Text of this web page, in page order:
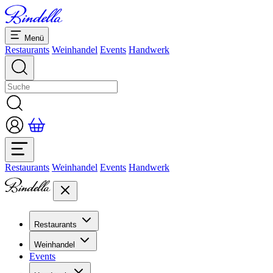
Menü
Restaurants Weinhandel Events Handwerk
Restaurants Weinhandel Events Handwerk
Restaurants
Übersicht Restaurants
Bankette & Events
Dolcezze
Weinhandel
Übersicht
Events